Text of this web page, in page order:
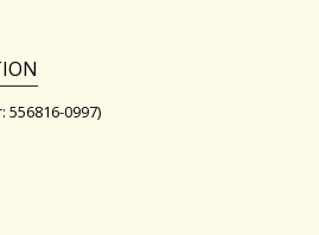
556816-0997)